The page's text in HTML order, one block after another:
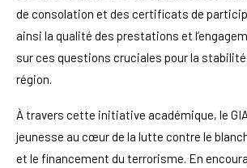
de consolation et des certificats de
ainsi la qualité des prestations et
sur ces questions cruciales pour la
région.
À travers cette initiative académique, le
jeunesse au cœur de la lutte contre le
et le financement du terrorisme. En